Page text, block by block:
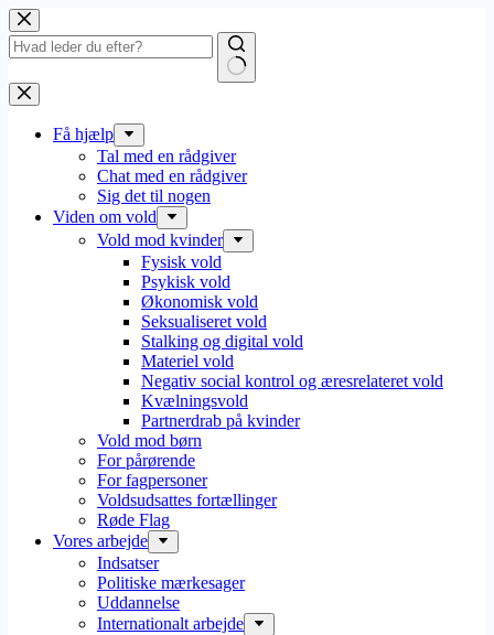
Fortsæt
til
indhold
Få hjælp
Tal med en rådgiver
Chat med en rådgiver
Sig det til nogen
Viden om vold
Vold mod kvinder
Fysisk vold
Psykisk vold
Økonomisk vold
Seksualiseret vold
Stalking og digital vold
Materiel vold
Negativ social kontrol og æresrelateret vold
Kvælningsvold
Partnerdrab på kvinder
Vold mod børn
For pårørende
For fagpersoner
Voldsudsattes fortællinger
Røde Flag
Vores arbejde
Indsatser
Politiske mærkesager
Uddannelse
Internationalt arbejde